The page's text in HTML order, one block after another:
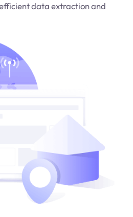
data extraction and